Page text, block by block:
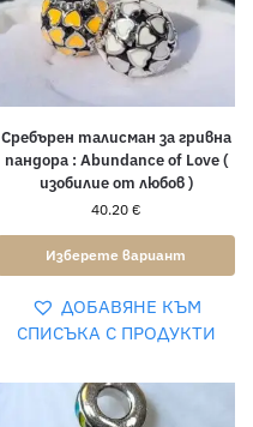
Сребърен талисман за гривна
пандора : Abundance of Love (
изобилие от любов )
40.20 €
Изберете вариант
ДОБАВЯНЕ КЪМ
СПИСЪКА С ПРОДУКТИ